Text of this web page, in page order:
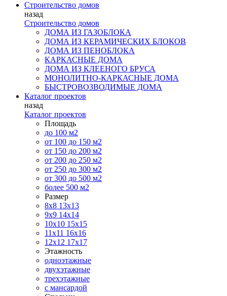
Строительство домов
назад
Строительство домов
ДОМА ИЗ ГАЗОБЛОКА
ДОМА ИЗ КЕРАМИЧЕСКИХ БЛОКОВ
ДОМА ИЗ ПЕНОБЛОКА
КАРКАСНЫЕ ДОМА
ДОМА ИЗ КЛЕЕНОГО БРУСА
МОНОЛИТНО-КАРКАСНЫЕ ДОМА
БЫСТРОВОЗВОДИМЫЕ ДОМА
Каталог проектов
назад
Каталог проектов
Площадь
до 100 м2
от 100 до 150 м2
от 150 до 200 м2
от 200 до 250 м2
от 250 до 300 м2
от 300 до 500 м2
более 500 м2
Размер
8х8 13х13
9х9 14х14
10х10 15х15
11x11 16х16
12х12 17х17
Этажность
одноэтажные
двухэтажные
трехэтажные
с мансардой